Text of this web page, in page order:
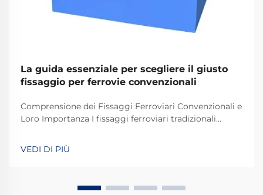
La guida essenziale per scegliere il giusto
fissaggio per ferrovie convenzionali
Comprensione dei Fissaggi Ferroviari Convenzionali e
Loro Importanza I fissaggi ferroviari tradizionali
stabili e sicuri i binari dei treni per le operazioni
quotidiane. La maggior parte dei sistemi si basa su
VEDI DI PIÙ